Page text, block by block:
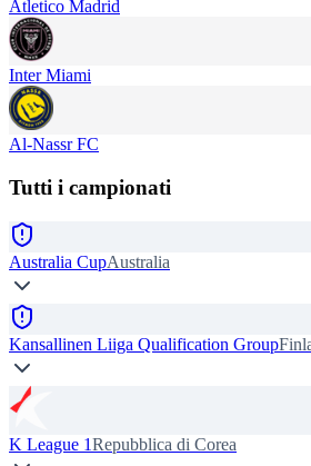
Atletico Madrid
Inter Miami
Al-Nassr FC
Tutti i campionati
Australia CupAustralia
Kansallinen Liiga Qualification Group
K League 1Repubblica di Corea